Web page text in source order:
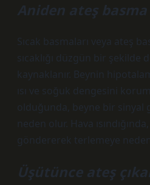
Aniden ateş
Sıcak basmaları veya ateş
sıcaklığı düzgün bir şekilde
kaynaklanır. Beynin
ısı ve soğuk dengesini
olduğunda, beyne bir sinyal
neden olur. Hava
göndererek terlemeye
Üşütünce ateş